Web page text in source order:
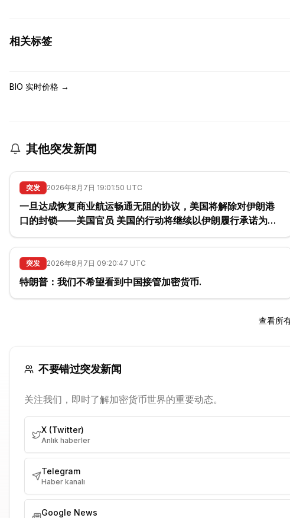
相关标签
BIO 实时价格 →
其他突发新闻
突发 2026年8月7日 19:01:50 UTC
一旦达成恢复商业航运畅通无阻的协议，美国将解除对伊朗港
口的封锁——美国官员 美国的行动将继续以伊朗履行承诺为依
据，并与伊朗的履约情况挂钩——美国官员.
突发 2026年8月7日 09:20:47 UTC
特朗普：我们不希望看到中国接管加密货币.
查看所
不要错过突发新闻
关注我们，即时了解加密货币世界的重要动态。
X (Twitter)
Anlık haberler
Telegram
Haber kanalı
Google News